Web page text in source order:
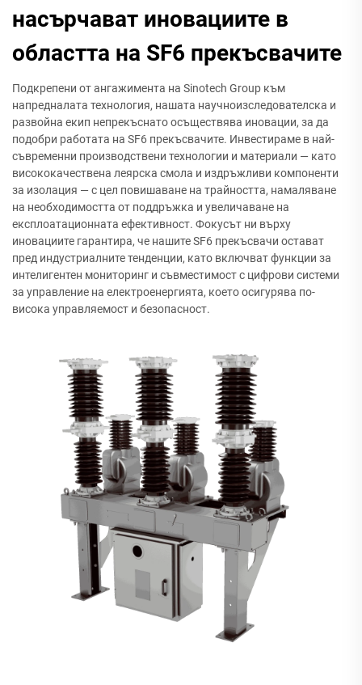
насърчават иновациите в
областта на SF6 прекъсвачите
Подкрепени от ангажимента на Sinotech Group към
напредналата технология, нашата научноизследователска и
развойна екип непрекъснато осъществява иновации, за да
подобри работата на SF6 прекъсвачите. Инвестираме в най-
съвременни производствени технологии и материали — като
висококачествена леярска смола и издръжливи компоненти
за изолация — с цел повишаване на трайността, намаляване
на необходимостта от поддръжка и увеличаване на
експлоатационната ефективност. Фокусът ни върху
иновациите гарантира, че нашите SF6 прекъсвачи остават
пред индустриалните тенденции, като включват функции за
интелигентен мониторинг и съвместимост с цифрови системи
за управление на електроенергията, което осигурява по-
висока управляемост и безопасност.